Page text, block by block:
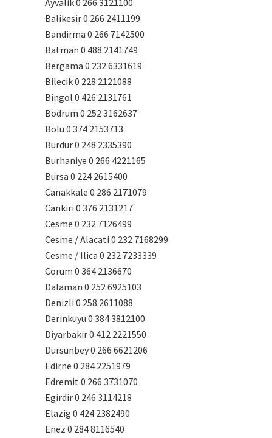
Ayvalik 0 266 3121100
Balikesir 0 266 2411199
Bandirma 0 266 7142500
Batman 0 488 2141749
Bergama 0 232 6331619
Bilecik 0 228 2121088
Bingol 0 426 2131761
Bodrum 0 252 3162637
Bolu 0 374 2153713
Burdur 0 248 2335390
Burhaniye 0 266 4221165
Bursa 0 224 2615400
Canakkale 0 286 2171079
Cankiri 0 376 2131217
Cesme 0 232 7126499
Cesme / Alacati 0 232 7168299
Cesme / Ilica 0 232 7233339
Corum 0 364 2136670
Dalaman 0 252 6925103
Denizli 0 258 2611088
Derinkuyu 0 384 3812100
Diyarbakir 0 412 2221550
Dursunbey 0 266 6621206
Edirne 0 284 2251979
Edremit 0 266 3731070
Egirdir 0 246 3114218
Elazig 0 424 2382490
Enez 0 284 8116540